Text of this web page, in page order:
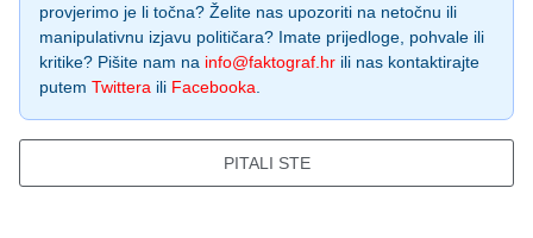
provjerimo je li točna? Želite nas upozoriti na netočnu ili
manipulativnu izjavu političara? Imate prijedloge, pohvale ili
kritike? Pišite nam na info@faktograf.hr ili nas kontaktirajte
putem Twittera ili Facebooka
PITALI STE